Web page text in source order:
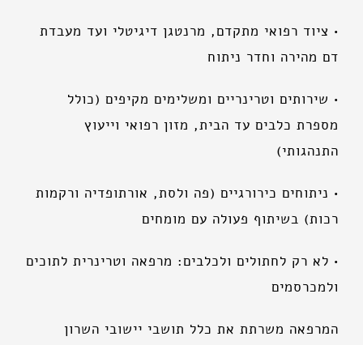
• ציוד רפואי מתקדם, מרנטגן דיגיטלי ועד מעבדת
דם מהירה וחדר ניתוח
• שירותים וטרינריים ומשלימים מקיפים (כולל
מספרת כלבים עד הבית, מזון רפואי וייעוץ
התנהגותי)
• ניתוחים כירורגיים (פה ולסת, אורתופדיה ורקמות
רכות) בשיתוף פעולה עם מומחים
• לא רק לחתולים ולכלבים: מרפאה וטרינרית לתוכים
ולמכרסמים
המרפאה משרתת את כלל תושבי יישובי השרון